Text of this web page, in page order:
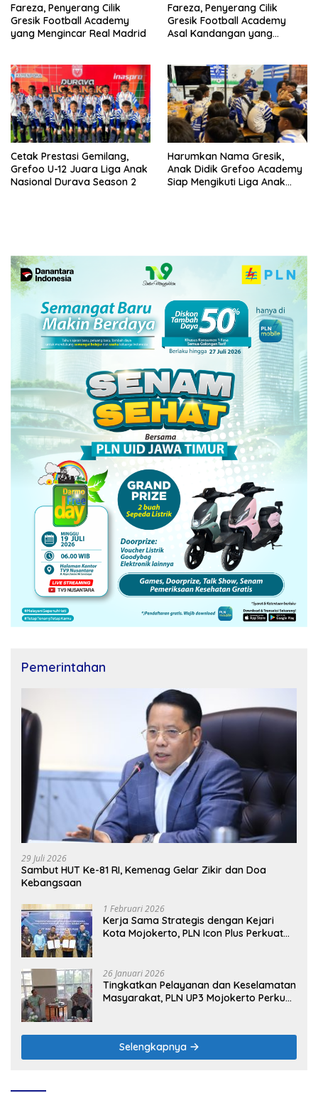
Fareza, Penyerang Cilik
Gresik Football Academy
yang Mengincar Real Madrid
Fareza, Penyerang Cilik
Gresik Football Academy
Asal Kandangan yang
Cetak Prestasi Gemilang,
Grefoo U-12 Juara Liga Anak
Nasional Durava Season 2
Harumkan Nama Gresik,
Anak Didik Grefoo Academy
Siap Mengikuti Liga Anak
Pemerintahan
29 Juli 2026
Sambut HUT Ke-81 RI, Kemenag Gelar Zikir dan Doa
Kebangsaan
1 Februari 2026
Kerja Sama Strategis dengan Kejari
Kota Mojokerto, PLN Icon Plus Perkuat
26 Januari 2026
Tingkatkan Pelayanan dan Keselamatan
Masyarakat, PLN UP3 Mojokerto Perkuat
Selengkapnya